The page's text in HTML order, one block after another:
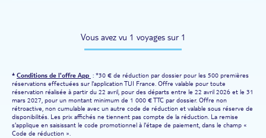
Vous avez vu 1 voyages sur 1
* Conditions de l'offre App : *30 € de réduction par dossier pour les 500 premières
réservations effectuées sur l'application TUI France. Offre valable pour toute
réservation réalisée à partir du 22 avril, pour des départs entre le 22 avril 2026 et le 31
mars 2027, pour un montant minimum de 1 000 € TTC par dossier. Offre non
rétroactive, non cumulable avec un autre code de réduction et valable sous réserve de
disponibilités. Les prix affichés ne tiennent pas compte de la réduction. La remise
s'applique en saisissant le code promotionnel à l'étape de paiement, dans le champ «
Code de réduction ».